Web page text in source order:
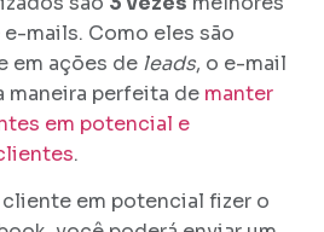
mails. Como eles são
em ações de leads, o e-mail
maneira perfeita de manter
em potencial e
.
cliente em potencial fizer o